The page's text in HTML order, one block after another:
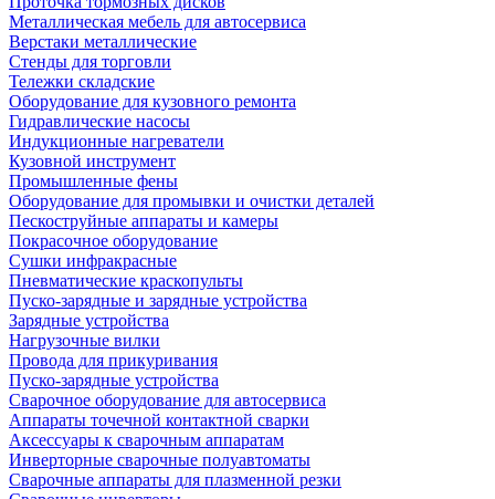
Металлическая мебель для автосервиса
Верстаки металлические
Стенды для торговли
Тележки складские
Оборудование для кузовного ремонта
Гидравлические насосы
Индукционные нагреватели
Кузовной инструмент
Промышленные фены
Оборудование для промывки и очистки деталей
Пескоструйные аппараты и камеры
Покрасочное оборудование
Сушки инфракрасные
Пневматические краскопульты
Пуско-зарядные и зарядные устройства
Зарядные устройства
Нагрузочные вилки
Провода для прикуривания
Пуско-зарядные устройства
Сварочное оборудование для автосервиса
Аппараты точечной контактной сварки
Аксессуары к сварочным аппаратам
Инверторные сварочные полуавтоматы
Сварочные аппараты для плазменной резки